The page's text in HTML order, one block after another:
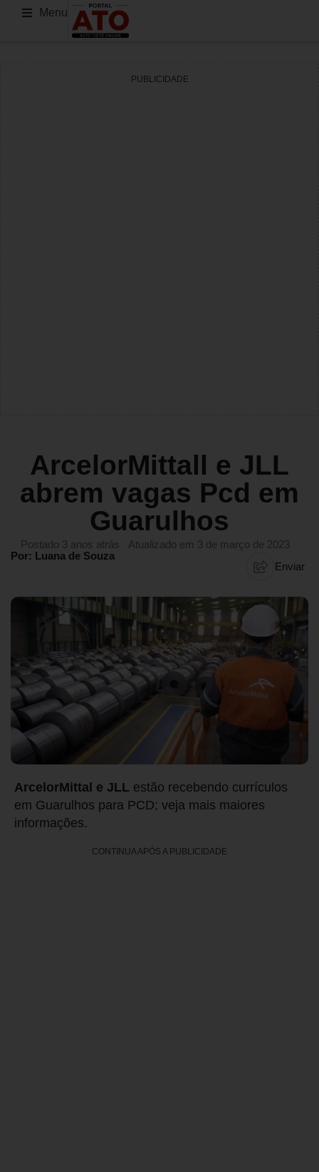
Menu
PUBLICIDADE
ArcelorMittall e JLL
abrem vagas Pcd em
Guarulhos
Postado 3 anos atrás
Atualizado em 3 de março de 2023
Por: Luana de Souza
Enviar
ArcelorMittal e JLL estão recebendo currículos
em Guarulhos para PCD; veja mais maiores
informações.
CONTINUA APÓS A PUBLICIDADE